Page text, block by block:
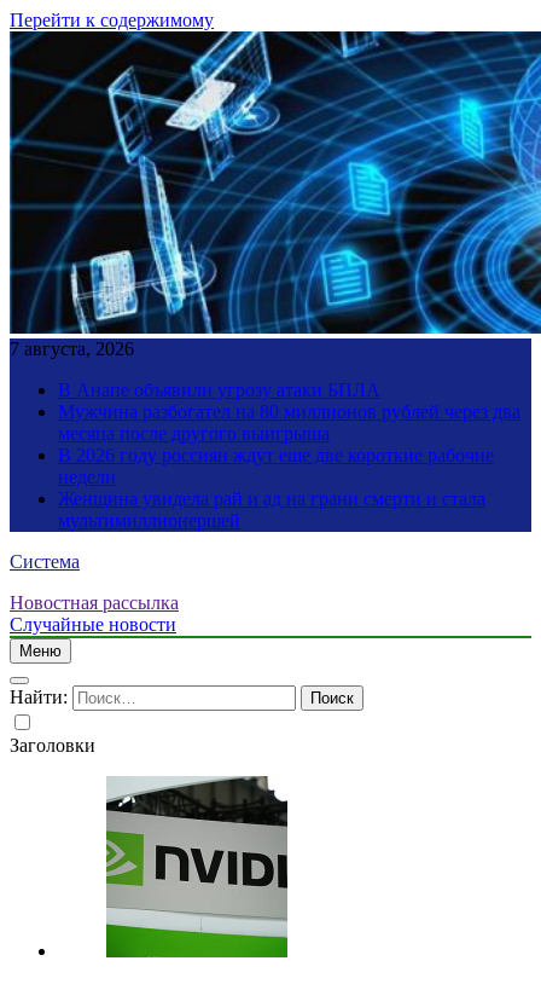
Перейти к содержимому
7 августа, 2026
В Анапе объявили угрозу атаки БПЛА
Мужчина разбогател на 80 миллионов рублей через два
месяца после другого выигрыша
В 2026 году россиян ждут еще две короткие рабочие
недели
Женщина увидела рай и ад на грани смерти и стала
мультимиллионершей
Система
Новостная рассылка
Случайные новости
Меню
Найти:
Заголовки